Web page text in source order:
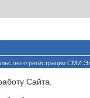
о регистрации СМИ
заимствование
Cайта.